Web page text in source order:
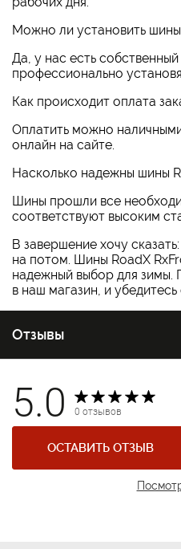
Можно ли установить
Да, у нас есть
профессионально
Как происходит оплата
Оплатить можно
онлайн на сайте.
Насколько надежны шины
Шины прошли все
соответствуют высоким
В завершение хочу
на потом. Шины RoadX
надежный выбор для зимы.
в наш магазин, и
Отзывы
5.0 0 отзывов
ОСТАВИТЬ ОТЗЫВ